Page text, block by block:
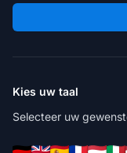
Kies uw taal
Selecteer uw